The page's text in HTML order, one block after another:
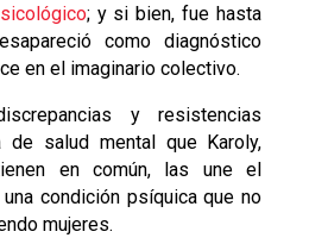
; y si bien, fue hasta
como diagnóstico
en el imaginario colectivo.
y resistencias
salud mental que Karoly,
en común, las une el
condición psíquica que no
mujeres.